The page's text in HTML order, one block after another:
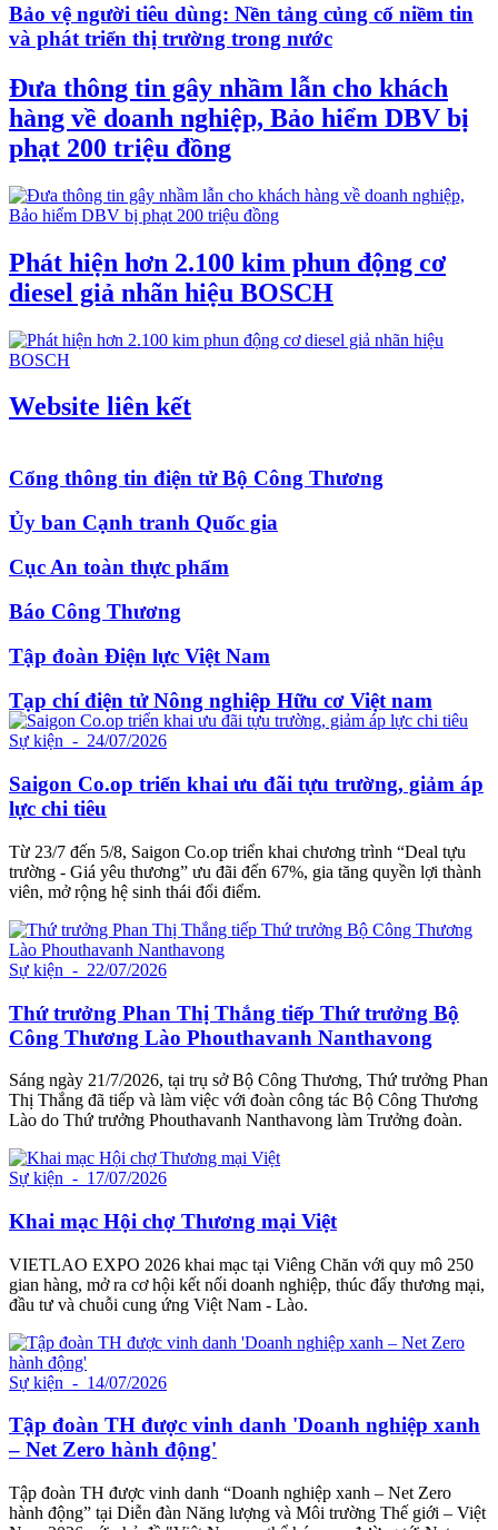
Bảo vệ người tiêu dùng: Nền tảng củng cố niềm tin
và phát triển thị trường trong nước
Đưa thông tin gây nhầm lẫn cho khách
hàng về doanh nghiệp, Bảo hiểm DBV bị
phạt 200 triệu đồng
Phát hiện hơn 2.100 kim phun động cơ
diesel giả nhãn hiệu BOSCH
Website liên kết
Cổng thông tin điện tử Bộ Công Thương
Ủy ban Cạnh tranh Quốc gia
Cục An toàn thực phẩm
Báo Công Thương
Tập đoàn Điện lực Việt Nam
Tạp chí điện tử Nông nghiệp Hữu cơ Việt nam
Sự kiện - 24/07/2026
Saigon Co.op triển khai ưu đãi tựu trường, giảm áp
lực chi tiêu
Từ 23/7 đến 5/8, Saigon Co.op triển khai chương trình “Deal tựu
trường - Giá yêu thương” ưu đãi đến 67%, gia tăng quyền lợi thành
viên, mở rộng hệ sinh thái đổi điểm.
Sự kiện - 22/07/2026
Thứ trưởng Phan Thị Thắng tiếp Thứ trưởng Bộ
Công Thương Lào Phouthavanh Nanthavong
Sáng ngày 21/7/2026, tại trụ sở Bộ Công Thương, Thứ trưởng Phan
Thị Thắng đã tiếp và làm việc với đoàn công tác Bộ Công Thương
Lào do Thứ trưởng Phouthavanh Nanthavong làm Trưởng đoàn.
Sự kiện - 17/07/2026
Khai mạc Hội chợ Thương mại Việt
VIETLAO EXPO 2026 khai mạc tại Viêng Chăn với quy mô 250
gian hàng, mở ra cơ hội kết nối doanh nghiệp, thúc đẩy thương mại,
đầu tư và chuỗi cung ứng Việt Nam - Lào.
Sự kiện - 14/07/2026
Tập đoàn TH được vinh danh 'Doanh nghiệp xanh
– Net Zero hành động'
Tập đoàn TH được vinh danh “Doanh nghiệp xanh – Net Zero
hành động” tại Diễn đàn Năng lượng và Môi trường Thế giới – Việt